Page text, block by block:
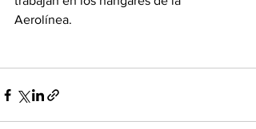
Aerolínea.